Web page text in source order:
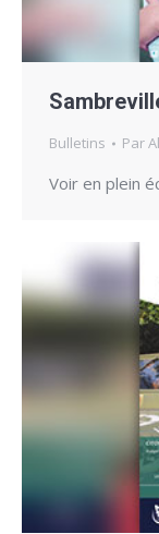
Bulletins Par
Voir en plein